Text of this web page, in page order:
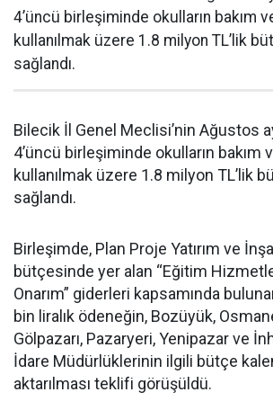
4’üncü birleşiminde okulların bakım
kullanılmak üzere 1.8 milyon TL’lik
sağlandı.
Bilecik İl Genel Meclisi’nin Ağustos
4’üncü birleşiminde okulların bakım
kullanılmak üzere 1.8 milyon TL’lik
sağlandı.
Birleşimde, Plan Proje Yatırım ve
bütçesinde yer alan “Eğitim
Onarım” giderleri kapsamında
bin liralık ödeneğin, Bozüyük,
Gölpazarı, Pazaryeri, Yenipazar ve
İdare Müdürlüklerinin ilgili bütçe
aktarılması teklifi görüşüldü.